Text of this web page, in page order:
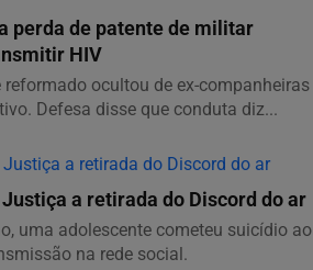
perda de patente de militar
HIV
reformado ocultou de ex-companheiras
Defesa disse que conduta diz...
a retirada do Discord do ar
uma adolescente cometeu suicídio ao
na rede social.